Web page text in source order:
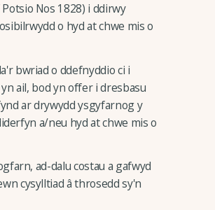
Nos 1828) i ddirwy
o hyd at chwe mis o
bwriad o ddefnyddio ci i
ail, bod yn offer i dresbasu
ar drywydd ysgyfarnog y
a/neu hyd at chwe mis o
ad-dalu costau a gafwyd
cysylltiad â throsedd sy'n